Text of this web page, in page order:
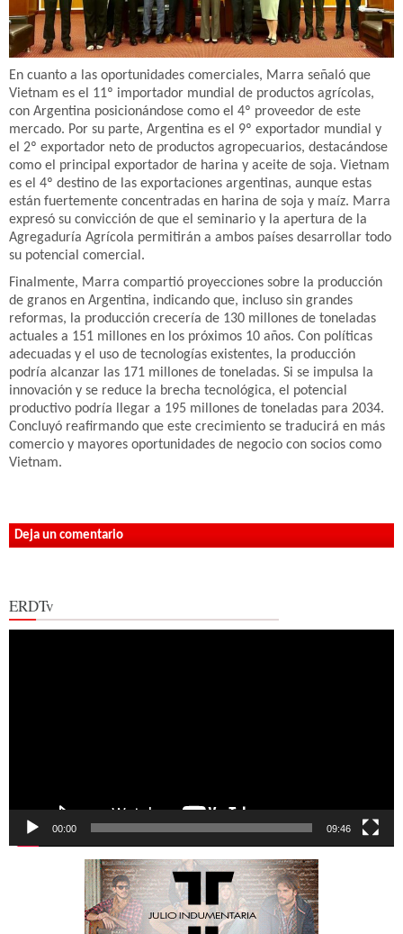
En cuanto a las oportunidades comerciales, Marra señaló que
Vietnam es el 11º importador mundial de productos agrícolas,
con Argentina posicionándose como el 4º proveedor de este
mercado. Por su parte, Argentina es el 9º exportador mundial y
el 2º exportador neto de productos agropecuarios, destacándose
como el principal exportador de harina y aceite de soja. Vietnam
es el 4º destino de las exportaciones argentinas, aunque estas
están fuertemente concentradas en harina de soja y maíz. Marra
expresó su convicción de que el seminario y la apertura de la
Agregaduría Agrícola permitirán a ambos países desarrollar todo
su potencial comercial.
Finalmente, Marra compartió proyecciones sobre la producción
de granos en Argentina, indicando que, incluso sin grandes
reformas, la producción crecería de 130 millones de toneladas
actuales a 151 millones en los próximos 10 años. Con políticas
adecuadas y el uso de tecnologías existentes, la producción
podría alcanzar las 171 millones de toneladas. Si se impulsa la
innovación y se reduce la brecha tecnológica, el potencial
productivo podría llegar a 195 millones de toneladas para 2034.
Concluyó reafirmando que este crecimiento se traducirá en más
comercio y mayores oportunidades de negocio con socios como
Vietnam.
Deja un comentario
ERDTv
00:00 09:46